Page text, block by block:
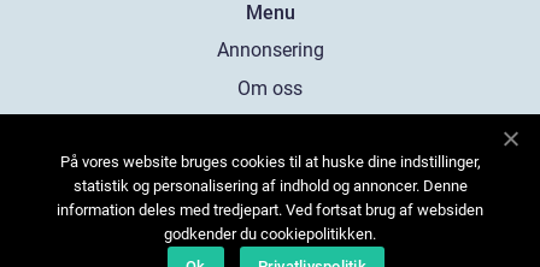
Menu
Annonsering
Om oss
Kontakta oss
Sitemap
På vores website bruges cookies til at huske dine indstillinger,
statistik og personalisering af indhold og annoncer. Denne
information deles med tredjepart. Ved fortsat brug af websiden
godkender du cookiepolitikken.